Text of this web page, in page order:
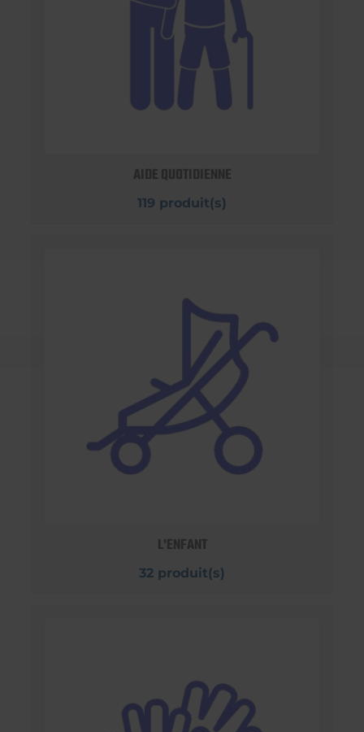
AIDE QUOTIDIENNE
119 produit(s)
L'ENFANT
32 produit(s)